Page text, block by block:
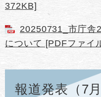
372KB]
20250731_市庁舎
について [PDFファイ
報道発表（7